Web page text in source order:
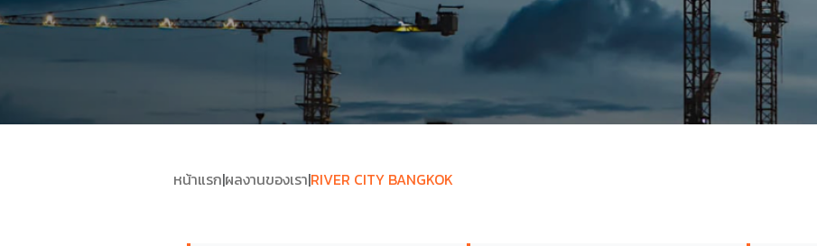
หน้าแรก|ผลงานของเรา|RIVER CITY BANGKOK